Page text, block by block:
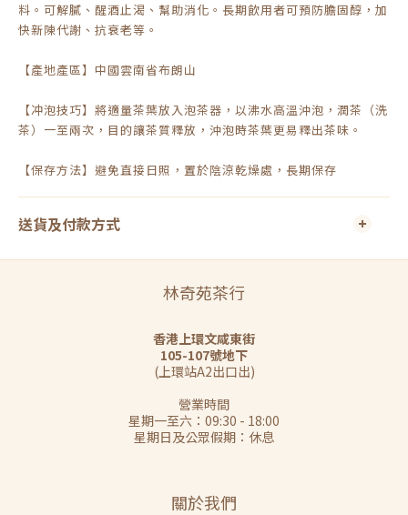
料。可解膩、醒酒止渴、幫助消化。長期飲用者可預防膽固醇，加
快新陳代謝、抗衰老等。
【產地產區】中國雲南省布朗山
【冲泡技巧】將適量茶葉放入泡茶器，以沸水高溫沖泡，潤茶（洗
茶）一至兩次，目的讓茶質釋放，沖泡時茶葉更易釋出茶味。
【保存方法】避免直接日照，置於陰涼乾燥處，長期保存
送貨及付款方式
林奇苑茶行
香港上環文咸東街
105-107號地下
(上環站A2出口出)
營業時間
星期一至六：09:30 - 18:00
星期日及公眾假期：休息
關於我們